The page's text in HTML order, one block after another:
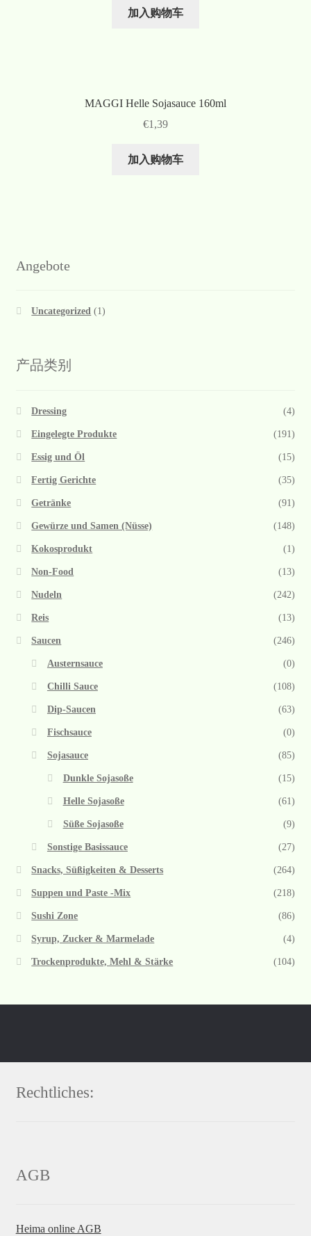
加入购物车
MAGGI Helle Sojasauce 160ml
€1,39
加入购物车
Angebote
Uncategorized (1)
产品类别
Dressing (4)
Eingelegte Produkte (191)
Essig und Öl (15)
Fertig Gerichte (35)
Getränke (91)
Gewürze und Samen (Nüsse) (148)
Kokosprodukt (1)
Non-Food (13)
Nudeln (242)
Reis (13)
Saucen (246)
Austernsauce (0)
Chilli Sauce (108)
Dip-Saucen (63)
Fischsauce (0)
Sojasauce (85)
Dunkle Sojasoße (15)
Helle Sojasoße (61)
Süße Sojasoße (9)
Sonstige Basissauce (27)
Snacks, Süßigkeiten & Desserts (264)
Suppen und Paste -Mix (218)
Sushi Zone (86)
Syrup, Zucker & Marmelade (4)
Trockenprodukte, Mehl & Stärke (104)
Rechtliches:
AGB
Heima online AGB